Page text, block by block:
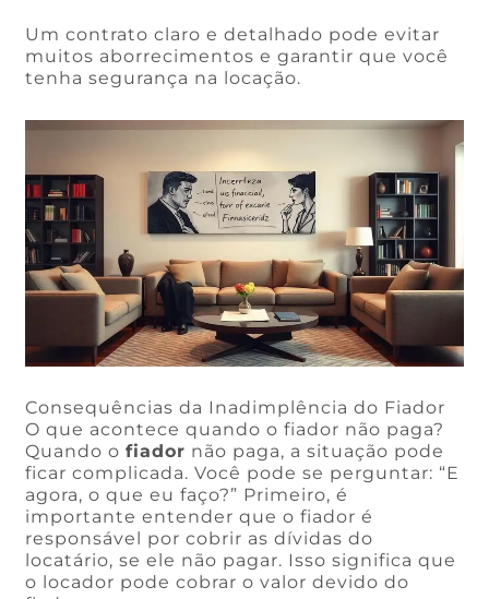
Um contrato claro e detalhado pode evitar
muitos aborrecimentos e garantir que você
tenha segurança na locação.
Consequências da Inadimplência do Fiador
O que acontece quando o fiador não paga?
Quando ofiador não paga, a situação pode
ficar complicada. Você pode se perguntar: “E
agora, o que eu faço?” Primeiro, é
importante entender que o fiador é
responsável por cobrir as dívidas do
locatário, se ele não pagar. Isso significa que
o locador pode cobrar o valor devido do